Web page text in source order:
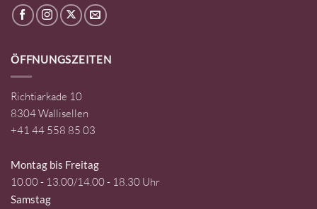
ÖFFNUNGSZEITEN
Richtiarkade 10
8304 Wallisellen
+41 44 558 85 03
Montag bis Freitag
10.00 - 13.00/14.00 - 18.30 Uhr
Samstag